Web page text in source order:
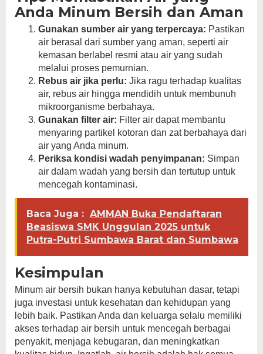
Anda Minum Bersih dan Aman
Gunakan sumber air yang terpercaya: Pastikan
air berasal dari sumber yang aman, seperti air
kemasan berlabel resmi atau air yang sudah
melalui proses pemurnian.
Rebus air jika perlu: Jika ragu terhadap kualitas
air, rebus air hingga mendidih untuk membunuh
mikroorganisme berbahaya.
Gunakan filter air: Filter air dapat membantu
menyaring partikel kotoran dan zat berbahaya dari
air yang Anda minum.
Periksa kondisi wadah penyimpanan: Simpan
air dalam wadah yang bersih dan tertutup untuk
mencegah kontaminasi.
Baca Juga : AMMAN Buka Pendaftaran
Beasiswa SMK Unggulan 2025 untuk
Putra-Putri Sumbawa Barat dan Sumbawa
Kesimpulan
Minum air bersih bukan hanya kebutuhan dasar, tetapi
juga investasi untuk kesehatan dan kehidupan yang
lebih baik. Pastikan Anda dan keluarga selalu memiliki
akses terhadap air bersih untuk mencegah berbagai
penyakit, menjaga kebugaran, dan meningkatkan